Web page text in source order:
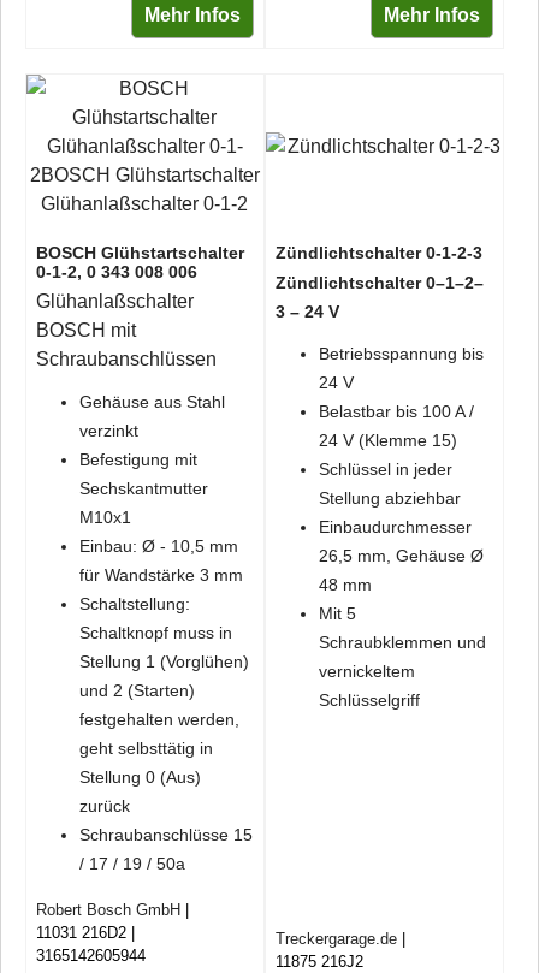
Mehr Infos Mehr Infos
BOSCH Glühstartschalter
0-1-2, 0 343 008 006
Glühanlaßschalter
BOSCH mit
Schraubanschlüssen
Gehäuse aus Stahl
verzinkt
Befestigung mit
Sechskantmutter
M10x1
Einbau: Ø - 10,5 mm
für Wandstärke 3 mm
Schaltstellung:
Schaltknopf muss in
Stellung 1 (Vorglühen)
und 2 (Starten)
festgehalten werden,
geht selbsttätig in
Stellung 0 (Aus)
zurück
Schraubanschlüsse 15
/ 17 / 19 / 50a
Robert Bosch GmbH
11031 216D2
3165142605944
Zündlichtschalter 0-1-2-3
Zündlichtschalter 0–1–2–
3 – 24 V
Betriebsspannung bis
24 V
Belastbar bis 100 A /
24 V (Klemme 15)
Schlüssel in jeder
Stellung abziehbar
Einbaudurchmesser
26,5 mm, Gehäuse Ø
48 mm
Mit 5
Schraubklemmen und
vernickeltem
Schlüsselgriff
Treckergarage.de
11875 216J2